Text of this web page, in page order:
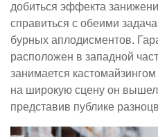
добиться эффекта
справиться с обеими
бурных аплодисментов.
расположен в западной
занимается
на широкую сцену он вышел
представив публике